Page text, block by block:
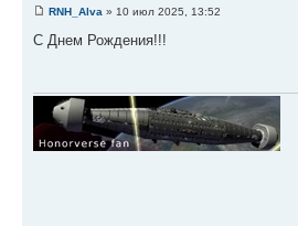
RNH_Alva » 10 июл 2025, 13:52
C Днем Рождения!!!